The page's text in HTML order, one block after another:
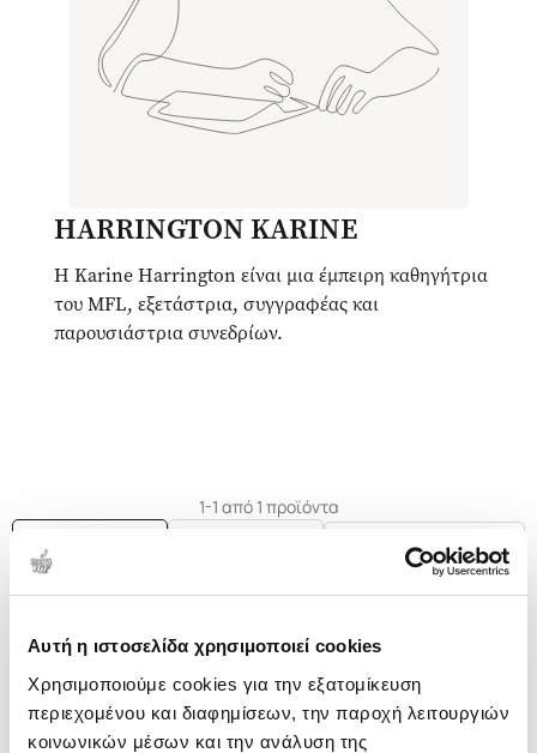
Αυτή η ιστοσελίδα χρησιμοποιεί cookies
Χρησιμοποιούμε cookies για την εξατομίκευση
περιεχομένου και διαφημίσεων, την παροχή λειτουργιών
κοινωνικών μέσων και την ανάλυση της
HARRINGTON KARINE
Η Karine Harrington είναι μια έμπειρη καθηγήτρια
του MFL, εξετάστρια, συγγραφέας και
παρουσιάστρια συνεδρίων.
1-1 από 1 προϊόντα
Δημοτικότητα